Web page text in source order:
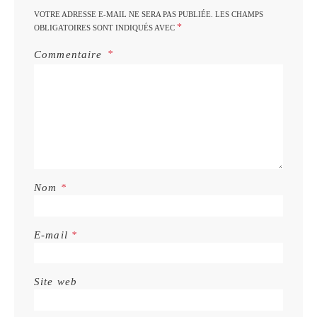
VOTRE ADRESSE E-MAIL NE SERA PAS PUBLIÉE. LES CHAMPS
OBLIGATOIRES SONT INDIQUÉS AVEC *
Commentaire
Nom *
E-mail *
Site web